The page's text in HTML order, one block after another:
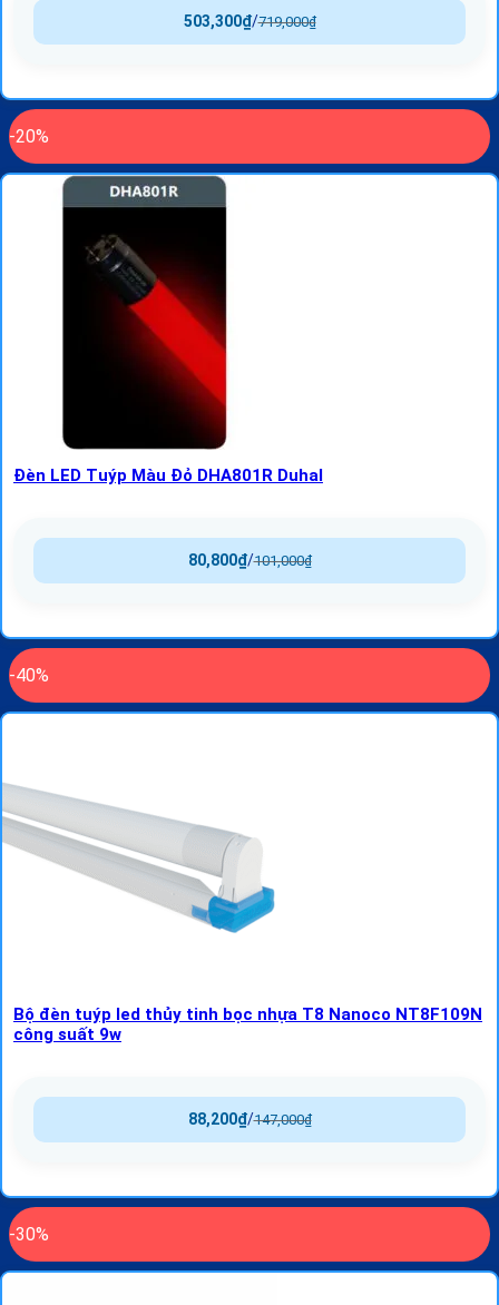
719,000₫
/
503,300₫
-20%
Đèn LED Tuýp Màu Đỏ DHA801R Duhal
101,000₫
/
80,800₫
-40%
Bộ đèn tuýp led thủy tinh bọc nhựa T8 Nanoco NT8F109N
công suất 9w
147,000₫
/
88,200₫
-30%